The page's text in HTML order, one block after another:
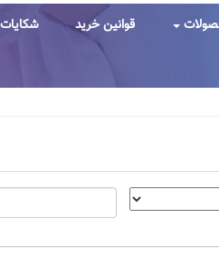
قوانین خرید شکایات